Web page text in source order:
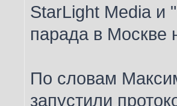
StarLight Media и
парада в Москве
По словам
запустили